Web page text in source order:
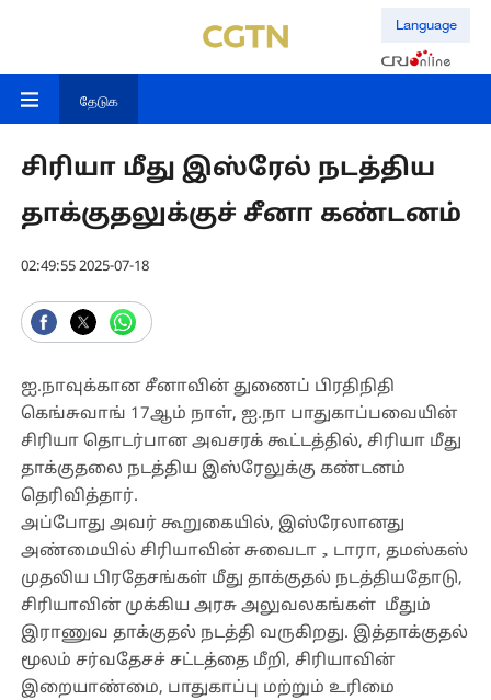
Language
தேடுக
சிரியா மீது இஸ்ரேல் நடத்திய
தாக்குதலுக்குச் சீனா கண்டனம்
02:49:55 2025-07-18
ஐ.நாவுக்கான சீனாவின் துணைப் பிரதிநிதி
கெங்சுவாங் 17ஆம் நாள், ஐ.நா பாதுகாப்பவையின்
சிரியா தொடர்பான அவசரக் கூட்டத்தில், சிரியா மீது
தாக்குதலை நடத்திய இஸ்ரேலுக்கு கண்டனம்
தெரிவித்தார்.
அப்போது அவர் கூறுகையில், இஸ்ரேலானது
அண்மையில் சிரியாவின் சுவைடா，டாரா, தமஸ்கஸ்
முதலிய பிரதேசங்கள் மீது தாக்குதல் நடத்தியதோடு,
சிரியாவின் முக்கிய அரசு அலுவலகங்கள் மீதும்
இராணுவ தாக்குதல் நடத்தி வருகிறது. இத்தாக்குதல்
மூலம் சர்வதேசச் சட்டத்தை மீறி, சிரியாவின்
இறையாண்மை, பாதுகாப்பு மற்றும் உரிமை